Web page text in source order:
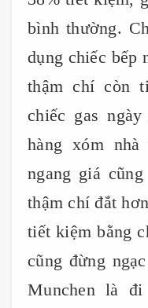
bình thường.
dụng chiếc bếp
thậm chí còn
chiếc gas
hàng xóm
ngang giá
thậm chí đắt
tiết kiệm bằng
cũng đừng
Munchen là